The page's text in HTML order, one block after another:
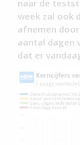
naar de
week zal ook
afnemen
aantal dagen
dat er